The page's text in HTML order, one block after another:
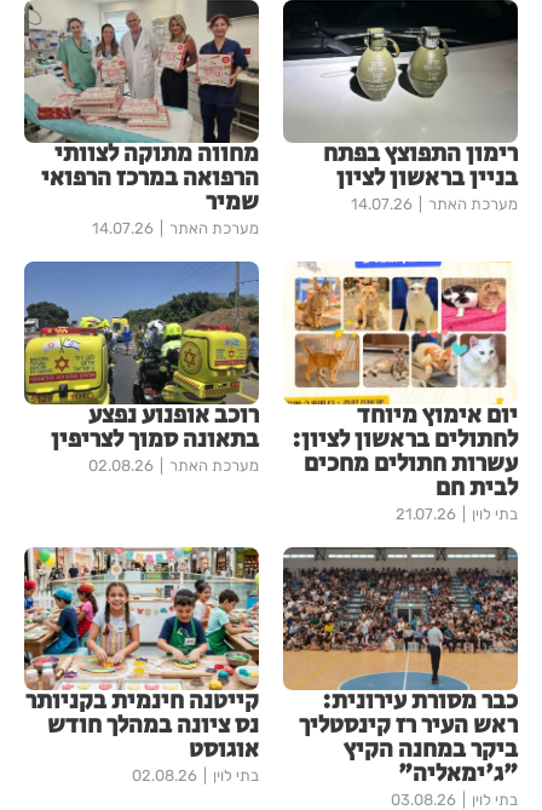
רימון התפוצץ בפתח
בניין בראשון לציון
מערכת האתר 14.07.26
מחווה מתוקה לצוותי
הרפואה במרכז הרפואי
שמיר
מערכת האתר 14.07.26
יום אימוץ מיוחד
לחתולים בראשון לציון:
עשרות חתולים מחכים
לבית חם
בתי לוין 21.07.26
רוכב אופנוע נפצע
בתאונה סמוך לצריפין
מערכת האתר 02.08.26
כבר מסורת עירונית:
ראש העיר רז קינסטליך
ביקר במחנה הקיץ
"ג'ימאליה"
בתי לוין 03.08.26
קייטנה חינמית בקניותר
נס ציונה במהלך חודש
אוגוסט
בתי לוין 02.08.26